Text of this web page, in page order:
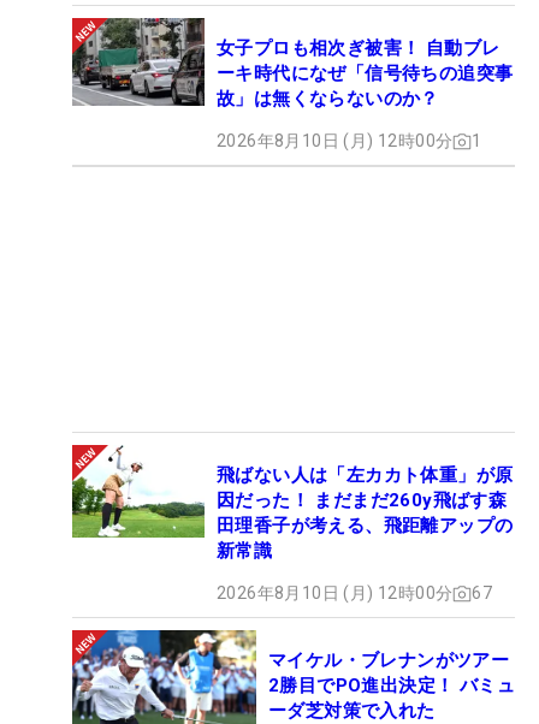
女子プロも相次ぎ被害！ 自動ブレ
ーキ時代になぜ「信号待ちの追突事
故」は無くならないのか？
2026年8月10日 (月) 12時00分 1
飛ばない人は「左カカト体重」が原
因だった！ まだまだ260y飛ばす森
田理香子が考える、飛距離アップの
新常識
2026年8月10日 (月) 12時00分 67
マイケル・ブレナンがツアー
2勝目でPO進出決定！ バミュ
ーダ芝対策で入れた